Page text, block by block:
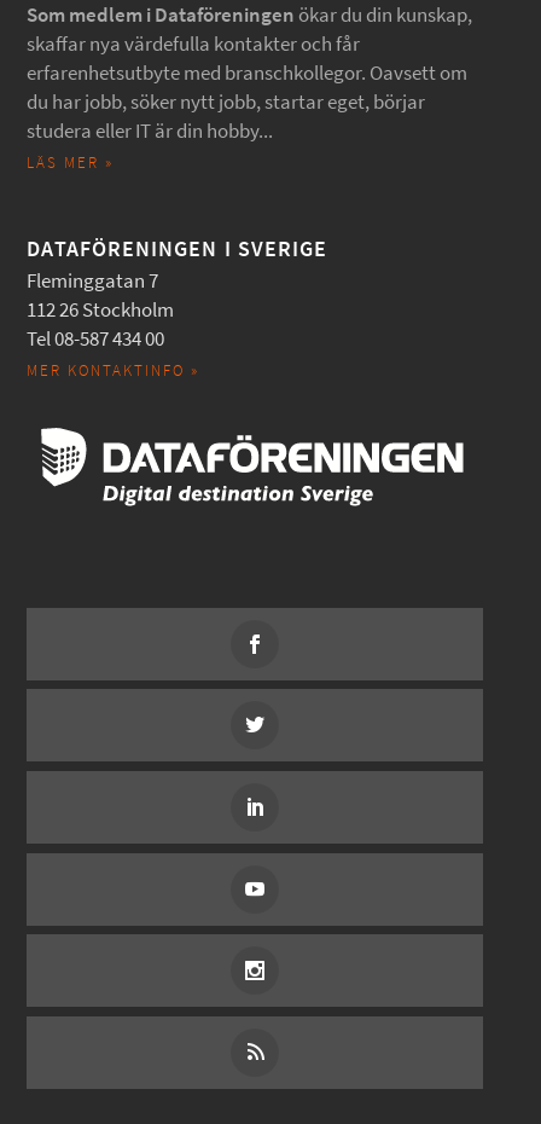
Som medlem i Dataföreningen ökar du din kunskap,
skaffar nya värdefulla kontakter och får
erfarenhetsutbyte med branschkollegor. Oavsett om
du har jobb, söker nytt jobb, startar eget, börjar
studera eller IT är din hobby...
LÄS MER »
DATAFÖRENINGEN I SVERIGE
Fleminggatan 7
112 26 Stockholm
Tel 08-587 434 00
MER KONTAKTINFO »